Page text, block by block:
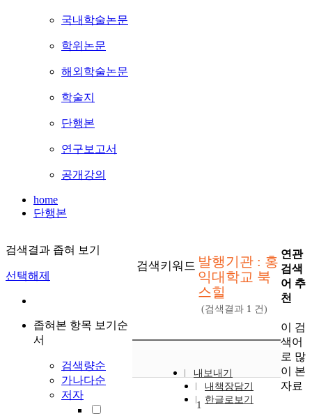
국내학술논문
학위논문
해외학술논문
학술지
단행본
연구보고서
공개강의
home
단행본
검색결과 좁혀 보기
선택해제
좁혀본 항목 보기순
서
검색량순
가나다순
저자
검색키워드 발행기관 : 홍
익대학교 북
스힐
(검색결과 1 건)
내보내기
내책장담기
한글로보기
1
연관
검색
어 추
천
이 검
색어
로 많
이 본
자료